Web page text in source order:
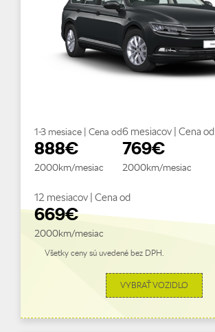
1-3 mesiace | Cena od
888€
2000km/mesiac
6 mesiacov | Cena od
769€
2000km/mesiac
12 mesiacov | Cena od
669€
2000km/mesiac
Všetky ceny sú uvedené bez DPH.
VYBRAŤ VOZIDLO